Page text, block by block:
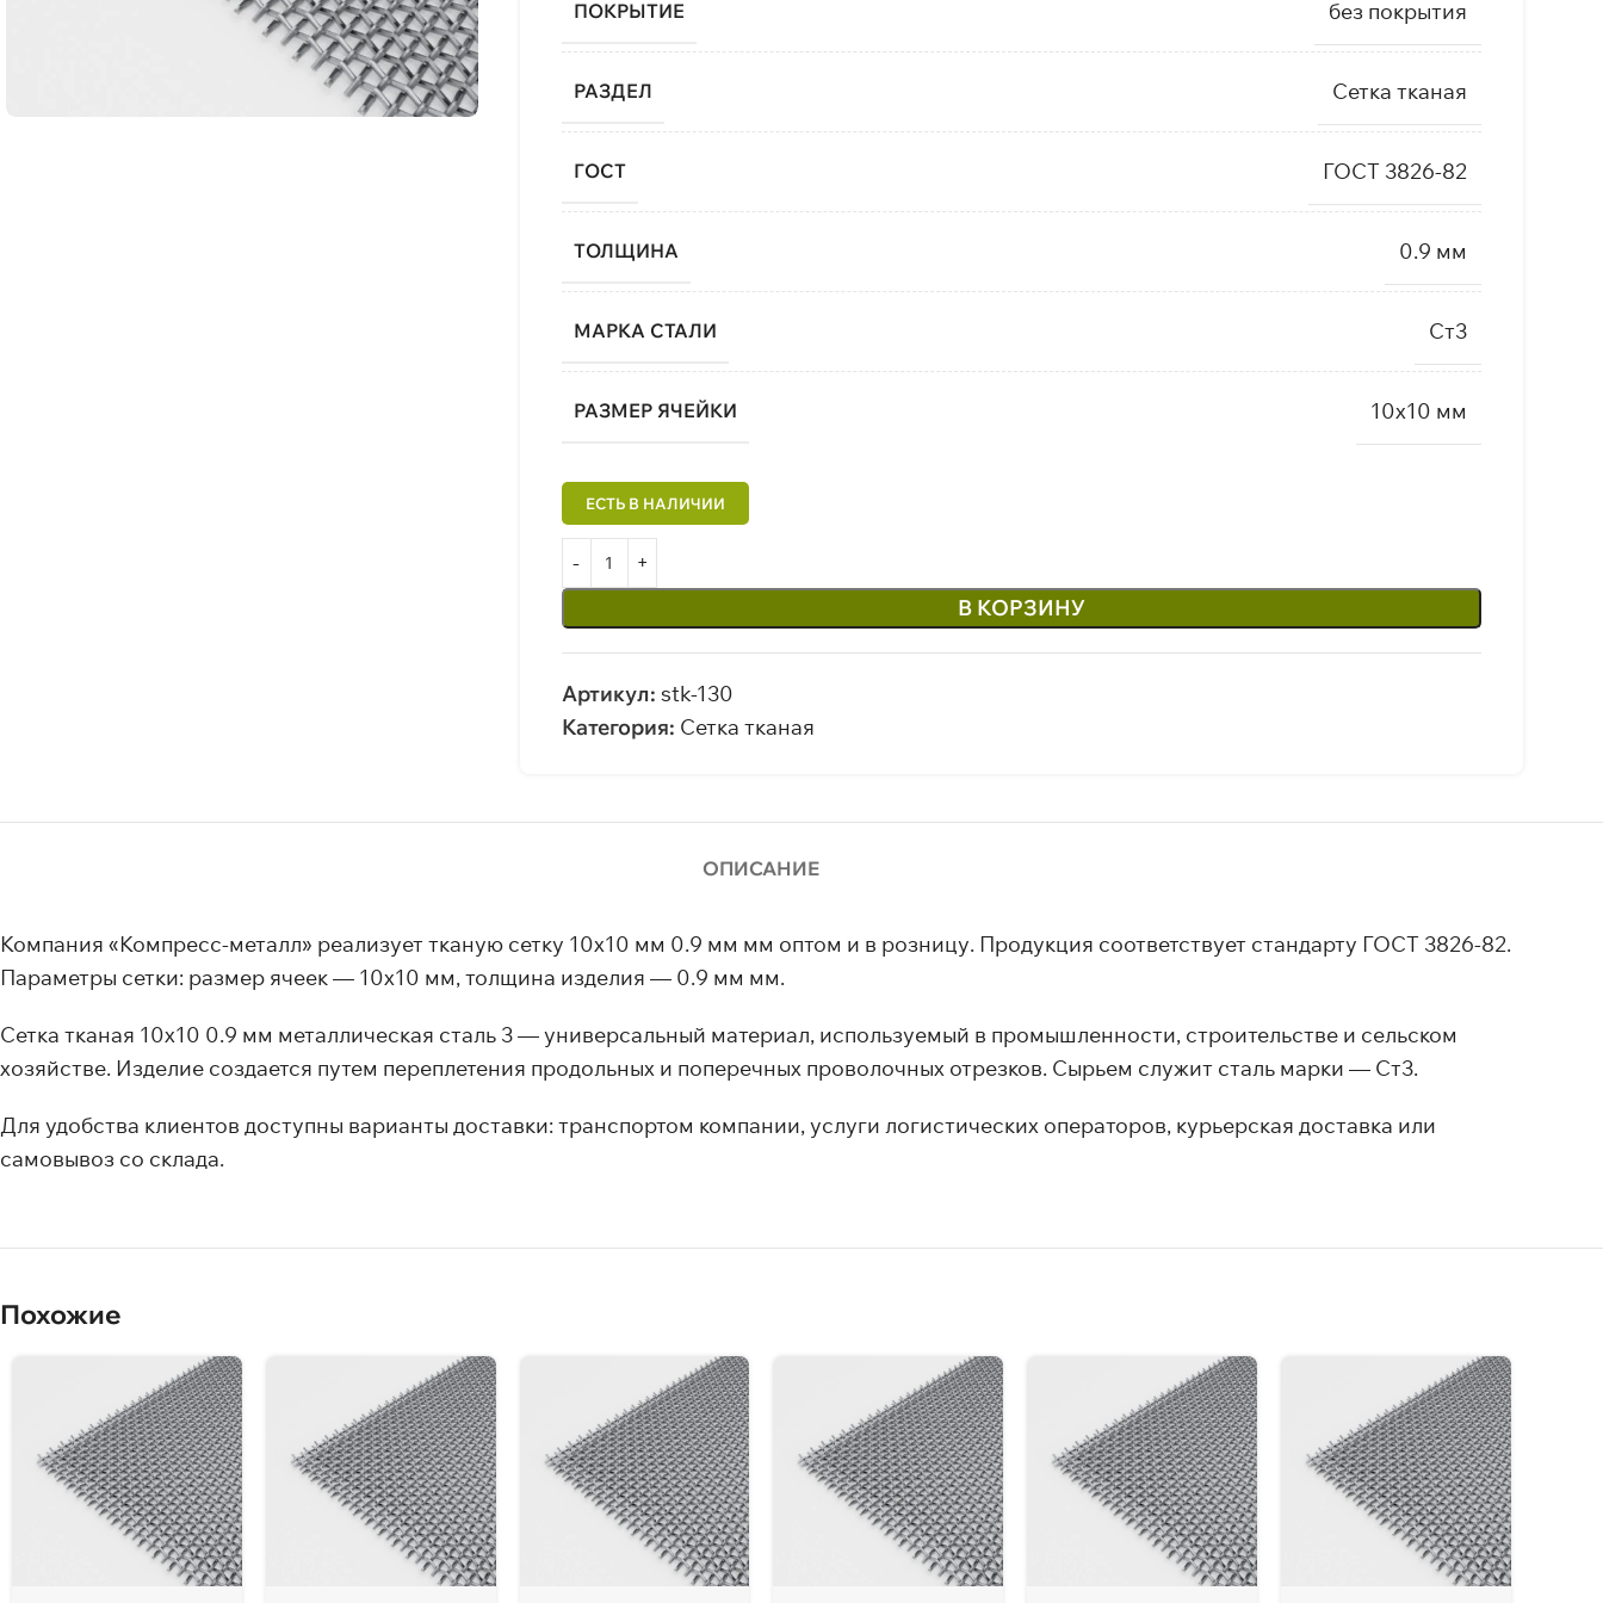
ПОКРЫТИЕ без покрытия
РАЗДЕЛ Сетка тканая
ГОСТ ГОСТ 3826-82
ТОЛЩИНА 0.9 мм
МАРКА СТАЛИ Ст3
РАЗМЕР ЯЧЕЙКИ 10х10 мм
В КОРЗИНУ
Артикул: stk-130
Категория: Сетка тканая
ОПИСАНИЕ
Компания «Компресс-металл» реализует тканую сетку 10х10 мм 0.9 мм мм оптом и в розницу. Продукция соответствует стандарту ГОСТ 3826-82.
Параметры сетки: размер ячеек — 10х10 мм, толщина изделия — 0.9 мм мм.
Сетка тканая 10х10 0.9 мм металлическая сталь 3 — универсальный материал, используемый в промышленности, строительстве и сельском
хозяйстве. Изделие создается путем переплетения продольных и поперечных проволочных отрезков. Сырьем служит сталь марки — Ст3.
Для удобства клиентов доступны варианты доставки: транспортом компании, услуги логистических операторов, курьерская доставка или
самовывоз со склада.
Похожие